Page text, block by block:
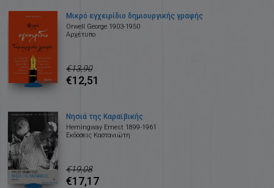
Μικρό εγχειρίδιο δημιουργικής γραφής
Orwell George 1903-1950
Αρχέτυπο
€13,90
€12,51
Νησιά της Καραϊβικής
Hemingway Ernest 1899-1961
Εκδόσεις Καστανιώτη
€19,08
€17,17